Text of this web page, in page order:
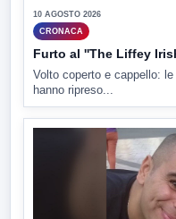
10 AGOSTO 2026
CRONACA
Furto al ''The Liffey
Volto coperto e cappello:
hanno ripreso...